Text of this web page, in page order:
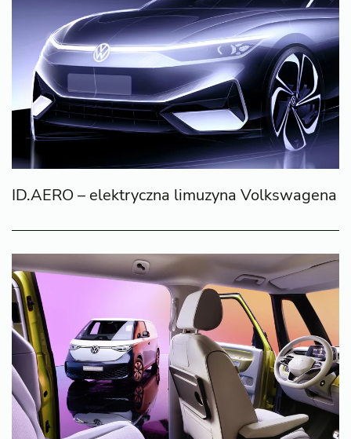
ID.AERO – elektryczna limuzyna Volkswagena